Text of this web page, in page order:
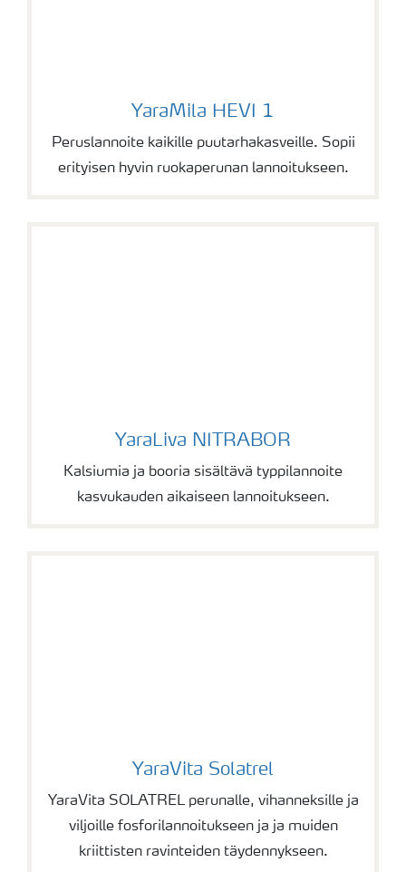
YaraMila HEVI 1
Peruslannoite kaikille puutarhakasveille. Sopii
erityisen hyvin ruokaperunan lannoitukseen.
YaraLiva NITRABOR
Kalsiumia ja booria sisältävä typpilannoite
kasvukauden aikaiseen lannoitukseen.
YaraVita Solatrel
YaraVita SOLATREL perunalle, vihanneksille ja
viljoille fosforilannoitukseen ja ja muiden
kriittisten ravinteiden täydennykseen.